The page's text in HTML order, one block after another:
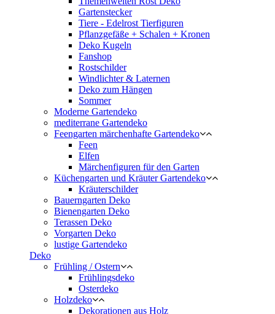
Gartenstecker
Tiere - Edelrost Tierfiguren
Pflanzgefäße + Schalen + Kronen
Deko Kugeln
Fanshop
Rostschilder
Windlichter & Laternen
Deko zum Hängen
Sommer
Moderne Gartendeko
mediterrane Gartendeko
Feengarten märchenhafte Gartendeko
Feen
Elfen
Märchenfiguren für den Garten
Küchengarten und Kräuter Gartendeko
Kräuterschilder
Bauerngarten Deko
Bienengarten Deko
Terassen Deko
Vorgarten Deko
lustige Gartendeko
Deko
Frühling / Ostern
Frühlingsdeko
Osterdeko
Holzdeko
Dekorationen aus Holz